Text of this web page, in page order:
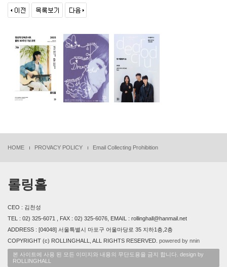
HOME PROVACY POLICY Email Collecting Prohibition
롤링홀
CEO : 김천성
TEL : 02) 325-6071 , FAX : 02) 325-6076, EMAIL : rollinghall@hanmail.net
ADDRESS : [04048] 서울특별시 마포구 어울마당로 35 지하1층,2층
COPYRIGHT (c) ROLLINGHALL, ALL RIGHTS RESERVED. powered by nnin
본 사이트에 사용 된 모든 이미지와 내용의 무단도용을 금지 합니다. design by
ROLLINGHALL